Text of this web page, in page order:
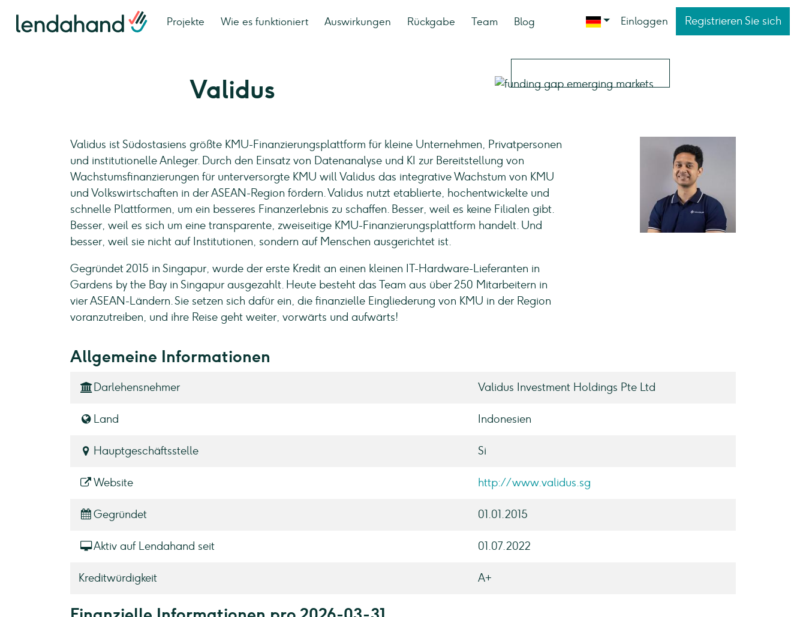
Projekte Wie es funktioniert Auswirkungen Rückgabe Team Blog Einloggen Registrieren Sie sich
Validus
Validus ist Südostasiens größte KMU-Finanzierungsplattform für kleine Unternehmen, Privatpersonen
und institutionelle Anleger. Durch den Einsatz von Datenanalyse und KI zur Bereitstellung von
Wachstumsfinanzierungen für unterversorgte KMU will Validus das integrative Wachstum von KMU
und Volkswirtschaften in der ASEAN-Region fördern. Validus nutzt etablierte, hochentwickelte und
schnelle Plattformen, um ein besseres Finanzerlebnis zu schaffen. Besser, weil es keine Filialen gibt.
Besser, weil es sich um eine transparente, zweiseitige KMU-Finanzierungsplattform handelt. Und
besser, weil sie nicht auf Institutionen, sondern auf Menschen ausgerichtet ist.
Gegründet 2015 in Singapur, wurde der erste Kredit an einen kleinen IT-Hardware-Lieferanten in
Gardens by the Bay in Singapur ausgezahlt. Heute besteht das Team aus über 250 Mitarbeitern in
vier ASEAN-Ländern. Sie setzen sich dafür ein, die finanzielle Eingliederung von KMU in der Region
voranzutreiben, und ihre Reise geht weiter, vorwärts und aufwärts!
Allgemeine Informationen
Darlehensnehmer Validus Investment Holdings Pte Ltd
Land Indonesien
Hauptgeschäftsstelle Si
Website http://www.validus.sg
Gegründet 01.01.2015
Aktiv auf Lendahand seit 01.07.2022
Kreditwürdigkeit A+